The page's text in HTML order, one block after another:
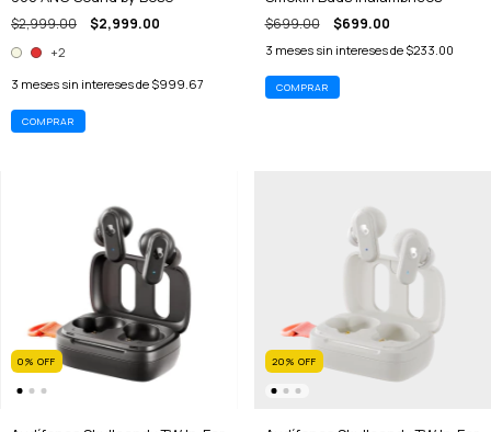
$2,999.00 $2,999.00
+2
3 meses sin intereses de $999.67
COMPRAR
$699.00 $699.00
3 meses sin intereses de $233.00
0% OFF 20% OFF